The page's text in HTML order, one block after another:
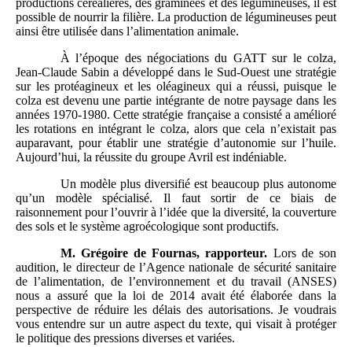
productions céréalières, des graminées et des légumineuses, il est
possible de nourrir la filière. La production de légumineuses peut
ainsi être utilisée dans l’alimentation animale.
À l’époque des négociations du GATT sur le colza,
Jean-Claude Sabin a développé dans le Sud-Ouest une stratégie
sur les protéagineux et les oléagineux qui a réussi, puisque le
colza est devenu une partie intégrante de notre paysage dans les
années 1970-1980. Cette stratégie française a consisté a amélioré
les rotations en intégrant le colza, alors que cela n’existait pas
auparavant, pour établir une stratégie d’autonomie sur l’huile.
Aujourd’hui, la réussite du groupe Avril est indéniable.
Un modèle plus diversifié est beaucoup plus autonome
qu’un modèle spécialisé. Il faut sortir de ce biais de
raisonnement pour l’ouvrir à l’idée que la diversité, la couverture
des sols et le système agroécologique sont productifs.
M. Grégoire de Fournas, rapporteur. Lors de son
audition, le directeur de l’Agence nationale de sécurité sanitaire
de l’alimentation, de l’environnement et du travail (ANSES)
nous a assuré que la loi de 2014 avait été élaborée dans la
perspective de réduire les délais des autorisations. Je voudrais
vous entendre sur un autre aspect du texte, qui visait à protéger
le politique des pressions diverses et variées.